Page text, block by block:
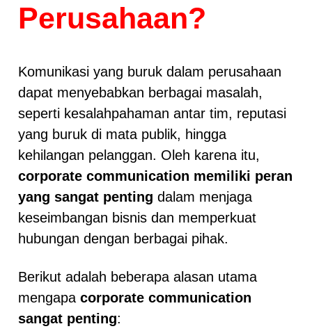
Perusahaan?
Komunikasi yang buruk dalam perusahaan
dapat menyebabkan berbagai masalah,
seperti kesalahpahaman antar tim, reputasi
yang buruk di mata publik, hingga
kehilangan pelanggan. Oleh karena itu,
corporate communication memiliki peran
yang sangat penting dalam menjaga
keseimbangan bisnis dan memperkuat
hubungan dengan berbagai pihak.
Berikut adalah beberapa alasan utama
mengapa corporate communication
sangat penting: